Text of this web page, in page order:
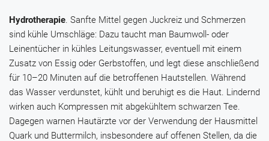
Hydrotherapie. Sanfte Mittel gegen Juckreiz und Schmerzen
sind kühle Umschläge: Dazu taucht man Baumwoll- oder
Leinentücher in kühles Leitungswasser, eventuell mit einem
Zusatz von Essig oder Gerbstoffen, und legt diese anschließend
für 10–20 Minuten auf die betroffenen Hautstellen. Während
das Wasser verdunstet, kühlt und beruhigt es die Haut. Lindernd
wirken auch Kompressen mit abgekühltem schwarzen Tee.
Dagegen warnen Hautärzte vor der Verwendung der Hausmittel
Quark und Buttermilch, insbesondere auf offenen Stellen, da die